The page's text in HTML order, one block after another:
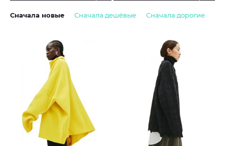
Сначала новые Сначала дешёвые Сначала дорогие